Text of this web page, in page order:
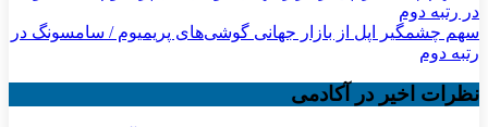
سهم چشمگیر اپل از بازار جهانی گوشی‌های پریمیوم / سامسونگ در
رتبه دوم
نظرات اخیر در آکادمی